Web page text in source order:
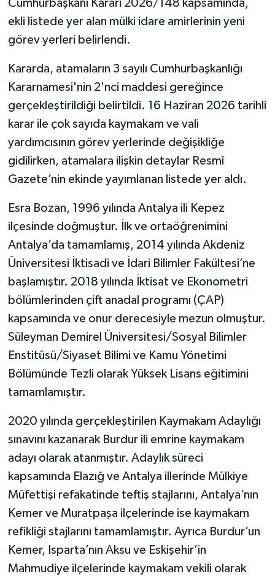
Cumhurbaşkanı Kararı 2026/148 kapsamında,
ekli listede yer alan mülki idare amirlerinin yeni
görev yerleri belirlendi.
Kararda, atamaların 3 sayılı Cumhurbaşkanlığı
Kararnamesi'nin 2'nci maddesi gereğince
gerçekleştirildiği belirtildi. 16 Haziran 2026 tarihli
karar ile çok sayıda kaymakam ve vali
yardımcısının görev yerlerinde değişikliğe
gidilirken, atamalara ilişkin detaylar Resmî
Gazete’nin ekinde yayımlanan listede yer aldı.
Esra Bozan, 1996 yılında Antalya ili Kepez
ilçesinde doğmuştur. İlk ve ortaöğrenimini
Antalya’da tamamlamış, 2014 yılında Akdeniz
Üniversitesi İktisadi ve İdari Bilimler Fakültesi’ne
başlamıştır. 2018 yılında İktisat ve Ekonometri
bölümlerinden çift anadal programı (ÇAP)
kapsamında ve onur derecesiyle mezun olmuştur.
Süleyman Demirel Üniversitesi/Sosyal Bilimler
Enstitüsü/Siyaset Bilimi ve Kamu Yönetimi
Bölümünde Tezli olarak Yüksek Lisans eğitimini
tamamlamıştır.
2020 yılında gerçekleştirilen Kaymakam Adaylığı
sınavını kazanarak Burdur ili emrine kaymakam
adayı olarak atanmıştır. Adaylık süreci
kapsamında Elazığ ve Antalya illerinde Mülkiye
Müfettişi refakatinde teftiş stajlarını, Antalya’nın
Kemer ve Muratpaşa ilçelerinde ise kaymakam
refikliği stajlarını tamamlamıştır. Ayrıca Burdur’un
Kemer, Isparta’nın Aksu ve Eskişehir’in
Mahmudiye ilçelerinde kaymakam vekili olarak